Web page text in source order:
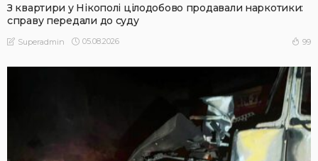
З квартири у Нікополі цілодобово продавали наркотики:
справу передали до суду
Superadmin 05.08.2026 99